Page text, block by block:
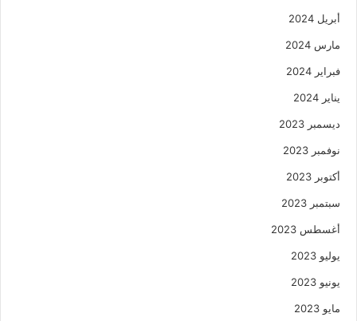
أبريل 2024
مارس 2024
فبراير 2024
يناير 2024
ديسمبر 2023
نوفمبر 2023
أكتوبر 2023
سبتمبر 2023
أغسطس 2023
يوليو 2023
يونيو 2023
مايو 2023